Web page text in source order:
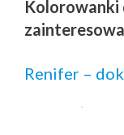
Kolorowanki
Renifer –